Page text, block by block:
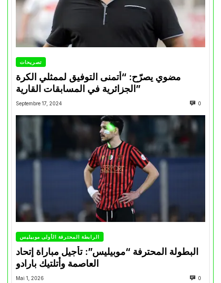
تصريحات
مضوي يصرّح: “أتمنى التوفيق لممثلي الكرة
الجزائرية في المسابقات القارية”
Septembre 17, 2024 0
الرابطة المحترفة الأولى موبيليس
البطولة المحترفة “موبيليس”: تأجيل مباراة إتحاد
العاصمة وأتلتيك بارادو
Mai 1, 2026 0